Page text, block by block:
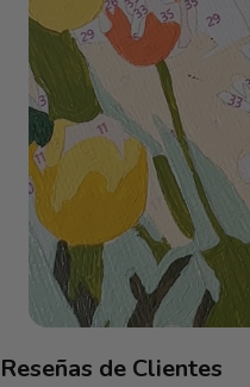
Reseñas de Clientes